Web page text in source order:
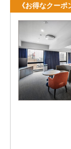
《お得なクー